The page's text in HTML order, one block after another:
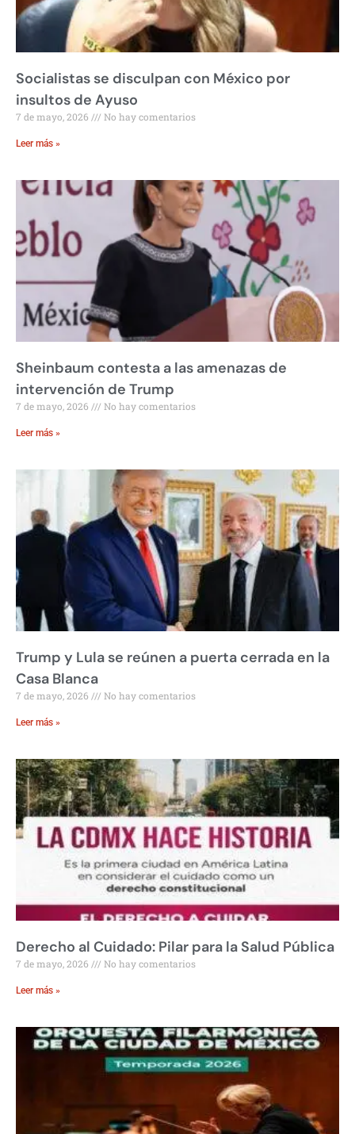
Socialistas se disculpan con México por
insultos de Ayuso
7 de mayo, 2026 No hay comentarios
Leer más »
Sheinbaum contesta a las amenazas de
intervención de Trump
7 de mayo, 2026 No hay comentarios
Leer más »
Trump y Lula se reúnen a puerta cerrada en la
Casa Blanca
7 de mayo, 2026 No hay comentarios
Leer más »
Derecho al Cuidado: Pilar para la Salud Pública
7 de mayo, 2026 No hay comentarios
Leer más »